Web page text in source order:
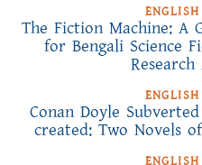
The Fiction Machine: A
for Bengali Science
Research
Conan Doyle
created: Two Novels